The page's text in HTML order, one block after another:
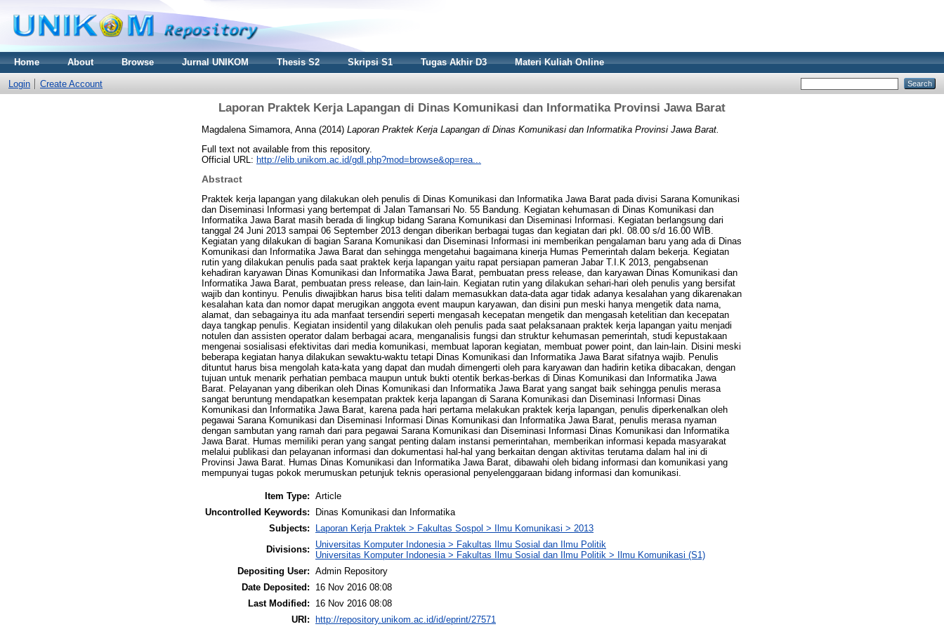
Home About Browse Jurnal UNIKOM Thesis S2 Skripsi S1 Tugas Akhir D3 Materi Kuliah Online
Login Create Account
Laporan Praktek Kerja Lapangan di Dinas Komunikasi dan Informatika Provinsi Jawa Barat
Magdalena Simamora, Anna (2014) Laporan Praktek Kerja Lapangan di Dinas Komunikasi dan Informatika Provinsi Jawa Barat.
Full text not available from this repository.
Official URL: http://elib.unikom.ac.id/gdl.php?mod=browse&op=rea...
Abstract
Praktek kerja lapangan yang dilakukan oleh penulis di Dinas Komunikasi dan Informatika Jawa Barat pada divisi Sarana Komunikasi
dan Diseminasi Informasi yang bertempat di Jalan Tamansari No. 55 Bandung. Kegiatan kehumasan di Dinas Komunikasi dan
Informatika Jawa Barat masih berada di lingkup bidang Sarana Komunikasi dan Diseminasi Informasi. Kegiatan berlangsung dari
tanggal 24 Juni 2013 sampai 06 September 2013 dengan diberikan berbagai tugas dan kegiatan dari pkl. 08.00 s/d 16.00 WIB.
Kegiatan yang dilakukan di bagian Sarana Komunikasi dan Diseminasi Informasi ini memberikan pengalaman baru yang ada di Dinas
Komunikasi dan Informatika Jawa Barat dan sehingga mengetahui bagaimana kinerja Humas Pemerintah dalam bekerja. Kegiatan
rutin yang dilakukan penulis pada saat praktek kerja lapangan yaitu rapat persiapan pameran Jabar T.I.K 2013, pengabsenan
kehadiran karyawan Dinas Komunikasi dan Informatika Jawa Barat, pembuatan press release, dan karyawan Dinas Komunikasi dan
Informatika Jawa Barat, pembuatan press release, dan lain-lain. Kegiatan rutin yang dilakukan sehari-hari oleh penulis yang bersifat
wajib dan kontinyu. Penulis diwajibkan harus bisa teliti dalam memasukkan data-data agar tidak adanya kesalahan yang dikarenakan
kesalahan kata dan nomor dapat merugikan anggota event maupun karyawan, dan disini pun meski hanya mengetik data nama,
alamat, dan sebagainya itu ada manfaat tersendiri seperti mengasah kecepatan mengetik dan mengasah ketelitian dan kecepatan
daya tangkap penulis. Kegiatan insidentil yang dilakukan oleh penulis pada saat pelaksanaan praktek kerja lapangan yaitu menjadi
notulen dan assisten operator dalam berbagai acara, menganalisis fungsi dan struktur kehumasan pemerintah, studi kepustakaan
mengenai sosialisasi efektivitas dari media komunikasi, membuat laporan kegiatan, membuat power point, dan lain-lain. Disini meski
beberapa kegiatan hanya dilakukan sewaktu-waktu tetapi Dinas Komunikasi dan Informatika Jawa Barat sifatnya wajib. Penulis
dituntut harus bisa mengolah kata-kata yang dapat dan mudah dimengerti oleh para karyawan dan hadirin ketika dibacakan, dengan
tujuan untuk menarik perhatian pembaca maupun untuk bukti otentik berkas-berkas di Dinas Komunikasi dan Informatika Jawa
Barat. Pelayanan yang diberikan oleh Dinas Komunikasi dan Informatika Jawa Barat yang sangat baik sehingga penulis merasa
sangat beruntung mendapatkan kesempatan praktek kerja lapangan di Sarana Komunikasi dan Diseminasi Informasi Dinas
Komunikasi dan Informatika Jawa Barat, karena pada hari pertama melakukan praktek kerja lapangan, penulis diperkenalkan oleh
pegawai Sarana Komunikasi dan Diseminasi Informasi Dinas Komunikasi dan Informatika Jawa Barat, penulis merasa nyaman
dengan sambutan yang ramah dari para pegawai Sarana Komunikasi dan Diseminasi Informasi Dinas Komunikasi dan Informatika
Jawa Barat. Humas memiliki peran yang sangat penting dalam instansi pemerintahan, memberikan informasi kepada masyarakat
melalui publikasi dan pelayanan informasi dan dokumentasi hal-hal yang berkaitan dengan aktivitas terutama dalam hal ini di
Provinsi Jawa Barat. Humas Dinas Komunikasi dan Informatika Jawa Barat, dibawahi oleh bidang informasi dan komunikasi yang
mempunyai tugas pokok merumuskan petunjuk teknis operasional penyelenggaraan bidang informasi dan komunikasi.
Item Type: Article
Uncontrolled Keywords:
Dinas Komunikasi dan Informatika
Subjects:
Laporan Kerja Praktek > Fakultas Sospol > Ilmu Komunikasi > 2013
Divisions:
Universitas Komputer Indonesia > Fakultas Ilmu Sosial dan Ilmu Politik
Universitas Komputer Indonesia > Fakultas Ilmu Sosial dan Ilmu Politik > Ilmu Komunikasi (S1)
Depositing User: Admin Repository
Date Deposited:
16 Nov 2016 08:08
Last Modified:
16 Nov 2016 08:08
URI:
http://repository.unikom.ac.id/id/eprint/27571